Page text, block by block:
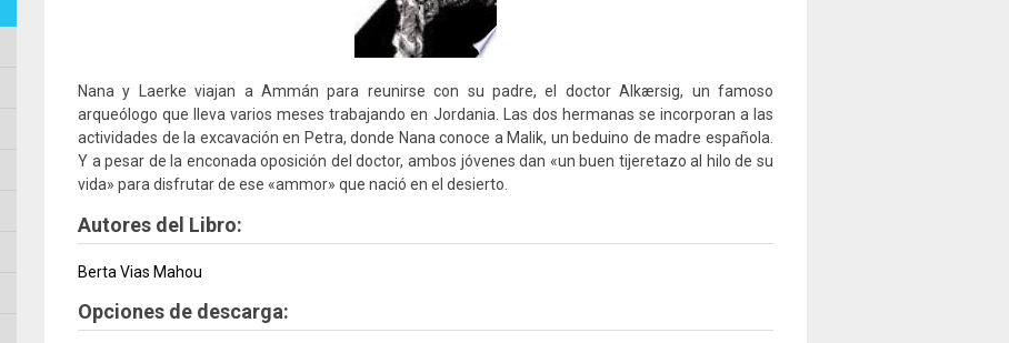
Nana y Laerke viajan a Ammán para reunirse con su padre, el doctor Alkærsig, un famoso
arqueólogo que lleva varios meses trabajando en Jordania. Las dos hermanas se incorporan a las
actividades de la excavación en Petra, donde Nana conoce a Malik, un beduino de madre española.
Y a pesar de la enconada oposición del doctor, ambos jóvenes dan «un buen tijeretazo al hilo de su
vida» para disfrutar de ese «ammor» que nació en el desierto.
Autores del Libro:
Berta Vias Mahou
Opciones de descarga: